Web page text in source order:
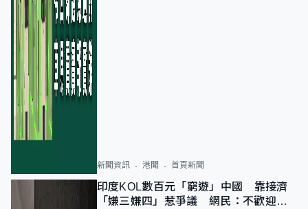
新聞資訊 港聞 首頁新聞
印度KOL數百元「窮遊」中國 靠接濟
「嫌三嫌四」惹爭議 網民：不歡迎劣